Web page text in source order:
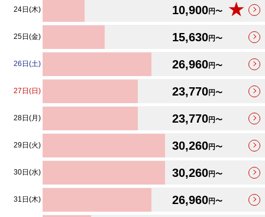
24日(木) 10,900円〜 ★
25日(金) 15,630円〜
26日(土) 26,960円〜
27日(日) 23,770円〜
28日(月) 23,770円〜
29日(火) 30,260円〜
30日(水) 30,260円〜
31日(木) 26,960円〜